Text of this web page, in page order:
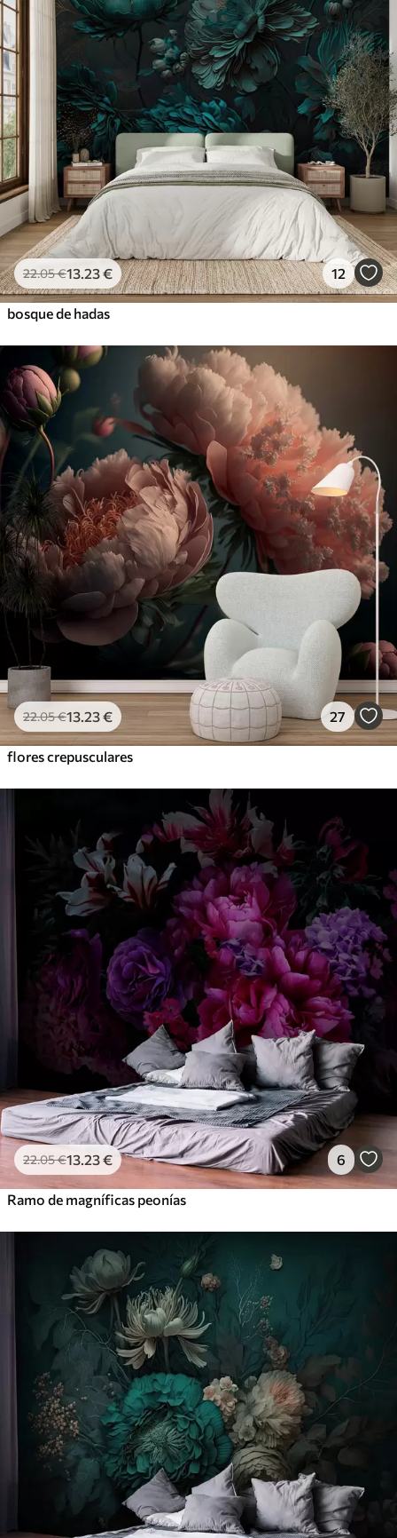
22.05€13 .23€ 12
bosque de hadas
22.05€13 .23€ 27
flores crepusculares
22.05€13 .23€ 6
Ramo de magníficas peonías